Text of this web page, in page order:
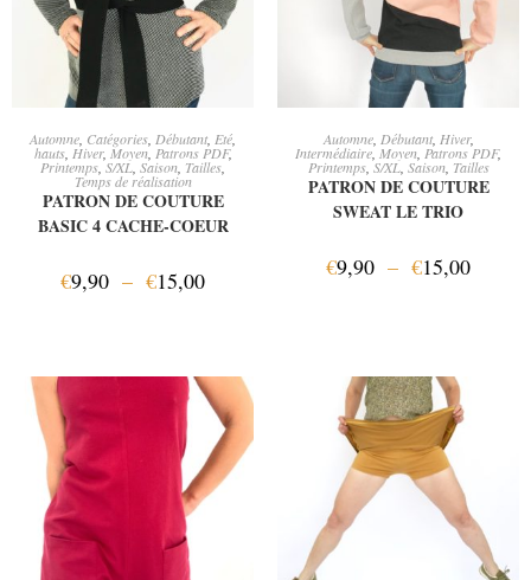
CHOIX DES OPTIONS
Automne Catégories Débutant Eté
hauts, Hiver, Moyen, Patrons PDF,
Printemps ,S/XL Saison Tailles
Temps de réalisation
PATRON DE COUTURE
BASIC 4 CACHE-COEUR
€9,90 – €15,00
CHOIX DES OPTIONS
Automne, Débutant, Hiver,
Intermédiaire, Moyen Patrons PDF,
Printemps,S/XL, Saison, Tailles
PATRON DE COUTURE
SWEAT LE TRIO
€9,90 – €15,00